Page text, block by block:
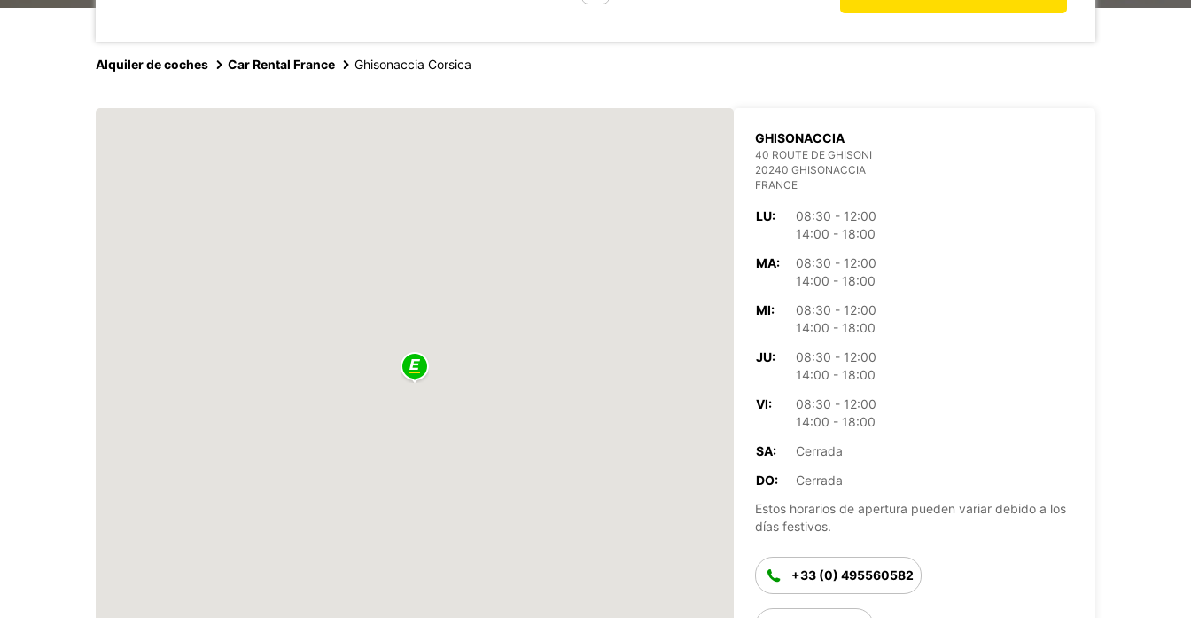
Alquiler de coches Car Rental France Ghisonaccia Corsica
GHISONACCIA
40 ROUTE DE GHISONI
20240 GHISONACCIA
FRANCE
LU:
08:30 - 12:00
14:00 - 18:00
MA:
08:30 - 12:00
14:00 - 18:00
MI:
08:30 - 12:00
14:00 - 18:00
JU:
08:30 - 12:00
14:00 - 18:00
VI:
08:30 - 12:00
14:00 - 18:00
SA:
Cerrada
DO:
Cerrada
Estos horarios de apertura pueden variar debido a los
días festivos.
+33 (0) 495560582